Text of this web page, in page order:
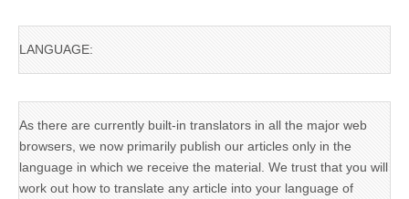
LANGUAGE:
As there are currently built-in translators in all the major web
browsers, we now primarily publish our articles only in the
language in which we receive the material. We trust that you will
work out how to translate any article into your language of